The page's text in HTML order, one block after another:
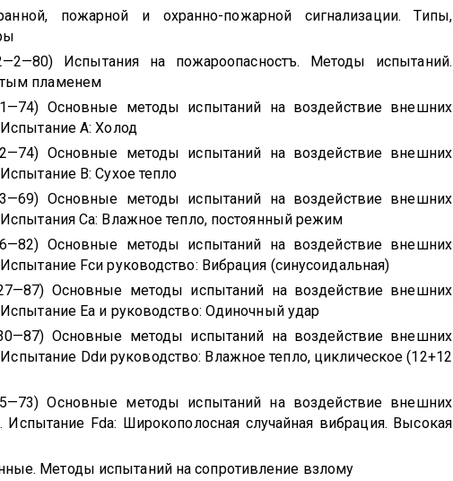
пожарной и охранно-пожарной сигнализации. Типы,
Испытания на пожароопасностъ. Методы испытаний.
пламенем
Основные методы испытаний на воздействие внешних
А: Холод
Основные методы испытаний на воздействие внешних
В: Сухое тепло
Основные методы испытаний на воздействие внешних
Са: Влажное тепло, постоянный режим
Основные методы испытаний на воздействие внешних
Fcи руководство: Вибрация (синусоидальная)
Основные методы испытаний на воздействие внешних
Еа и руководство: Одиночный удар
Основные методы испытаний на воздействие внешних
Ddи руководство: Влажное тепло, циклическое (12+12
Основные методы испытаний на воздействие внешних
Испытание Fda: Широкополосная случайная вибрация. Высокая
Методы испытаний на сопротивление взлому